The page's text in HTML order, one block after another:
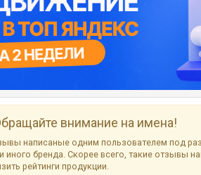
внимание на имена!
написаные одним пользователем под
иного бренда. Скорее всего, такие отзывы
рейтинги продукции.